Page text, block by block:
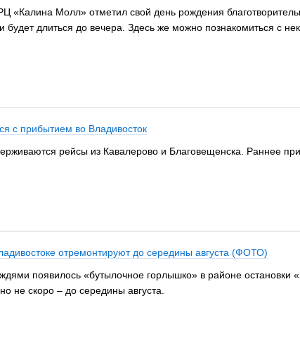
«Калина Молл» отметил свой день рождения
длиться до вечера. Здесь же можно познакомиться с
с прибытием во Владивосток
рейсы из Кавалерово и Благовещенска. Раннее
отремонтируют до середины августа (ФОТО)
появилось «бутылочное горлышко» в районе остановки
не скоро – до середины августа.